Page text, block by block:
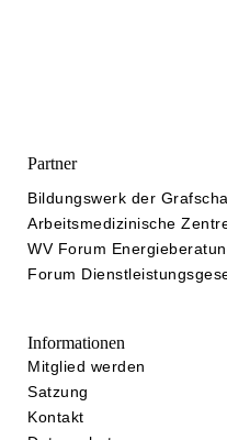
Partner
Bildungswerk der
Arbeitsmedizinische
WV Forum
Forum
Informationen
Mitglied werden
Satzung
Kontakt